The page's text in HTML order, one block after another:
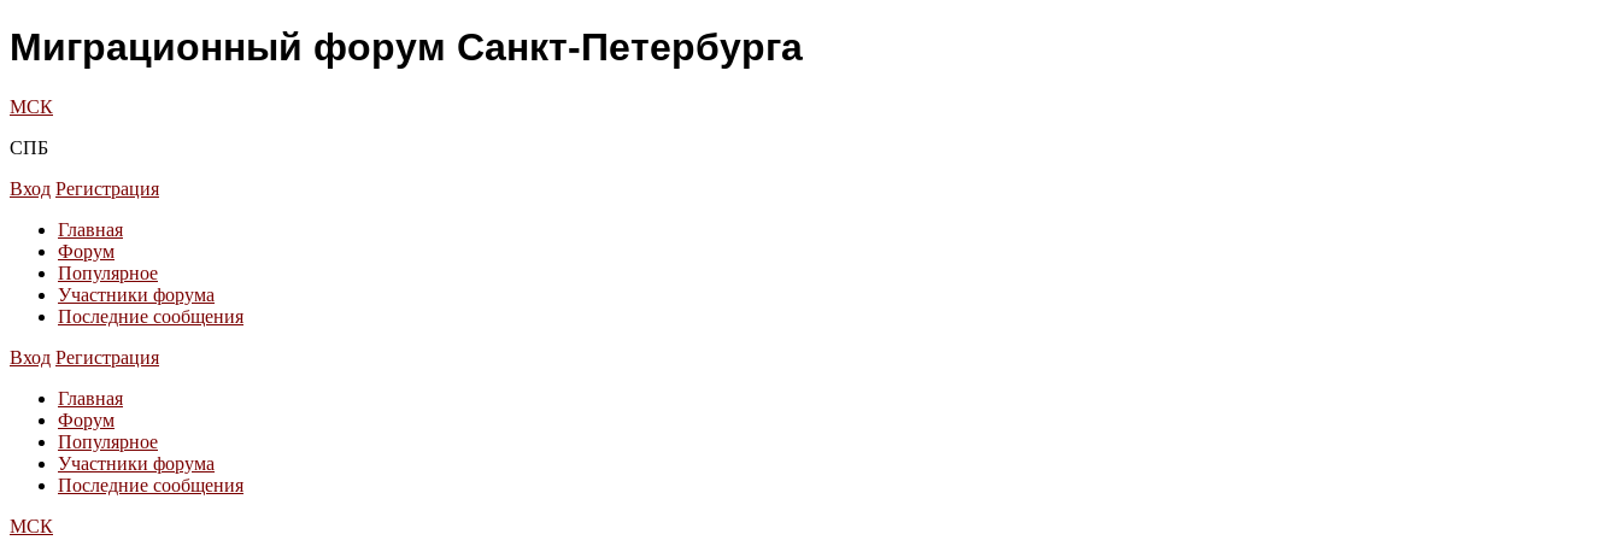
Миграционный форум Санкт-Петербурга
МСК
СПБ
Вход Регистрация
Главная
Форум
Популярное
Участники форума
Последние сообщения
Вход Регистрация
Главная
Форум
Популярное
Участники форума
Последние сообщения
МСК